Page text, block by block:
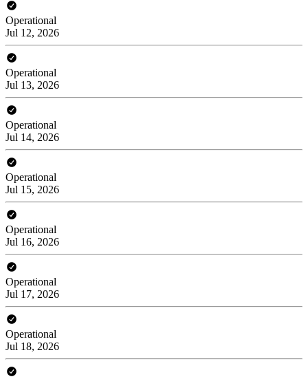
Operational
Jul 12, 2026
Operational
Jul 13, 2026
Operational
Jul 14, 2026
Operational
Jul 15, 2026
Operational
Jul 16, 2026
Operational
Jul 17, 2026
Operational
Jul 18, 2026